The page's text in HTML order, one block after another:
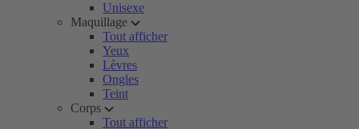
Unisexe
Maquillage
Tout afficher
Yeux
Lèvres
Ongles
Teint
Corps
Tout afficher